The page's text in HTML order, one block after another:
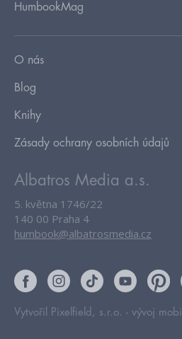
HumbookMag
O nás
Blog
Knihy
Zásady ochrany osobních údajů
Albatros Media a.s.
5. května 1746/22
140 00 Praha 4
humbook@albatrosmedia.cz
Vytvořil Pixelfield, s.r.o. - vývoj